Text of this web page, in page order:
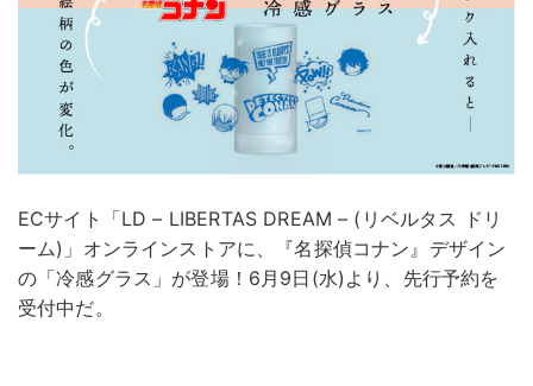
ECサイト「LD – LIBERTAS DREAM – (リベルタス ドリ
ーム)」オンラインストアに、『名探偵コナン』デザイン
の「冷感グラス」が登場！6月9日(水)より、先行予約を
受付中だ。